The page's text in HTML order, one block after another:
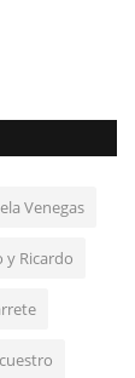
Venegas
y Ricardo